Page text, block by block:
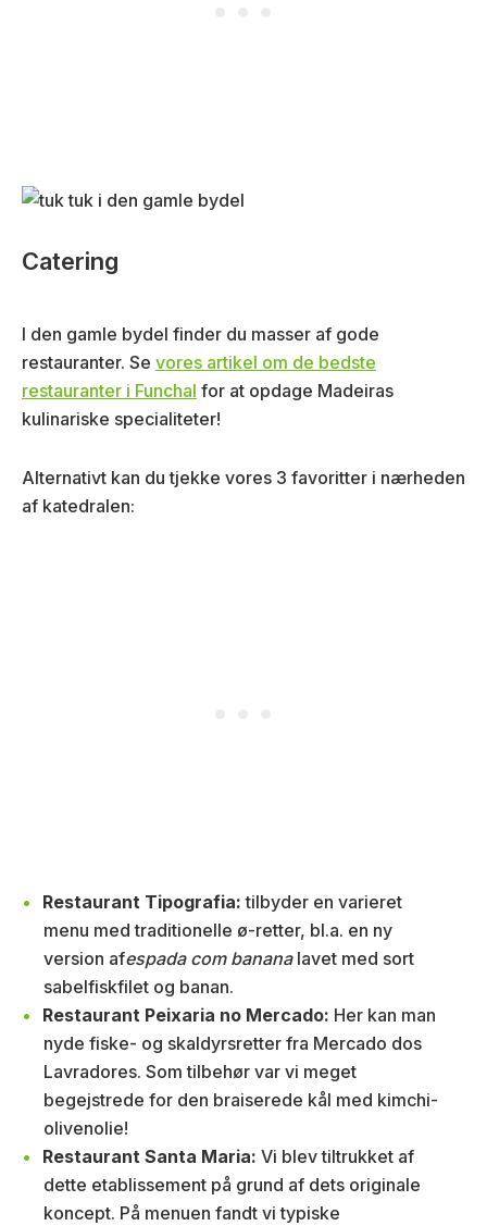
Catering
I den gamle bydel finder du masser af gode
restauranter. Se vores artikel om de bedste
restauranter i Funchal for at opdage Madeiras
kulinariske specialiteter!
Alternativt kan du tjekke vores 3 favoritter i nærheden
af katedralen:
Restaurant Tipografia: tilbyder en varieret
menu med traditionelle ø-retter, bl.a. en ny
version afespada com bananalavet med sort
sabelfiskfilet og banan.
Restaurant Peixaria no Mercado: Her kan man
nyde fiske- og skaldyrsretter fra Mercado dos
Lavradores. Som tilbehør var vi meget
begejstrede for den braiserede kål med kimchi-
olivenolie!
Restaurant Santa Maria: Vi blev tiltrukket af
dette etablissement på grund af dets originale
koncept. På menuen fandt vi typiske